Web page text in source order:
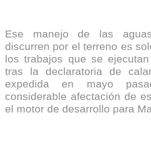
Ese manejo de las
discurren por el terreno es
los trabajos que se
tras la declaratoria de
expedida en mayo
considerable afectación de
el motor de desarrollo para